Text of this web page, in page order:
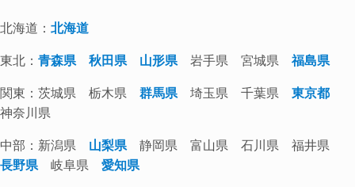
北海道：北海道
東北：青森県 秋田県 山形県岩手県 宮城県福島県
関東：茨城県 栃木県群馬県埼玉県 千葉県東京都
神奈川県
中部：新潟県 山梨県静岡県 富山県 石川県 福井県
長野県岐阜県愛知県